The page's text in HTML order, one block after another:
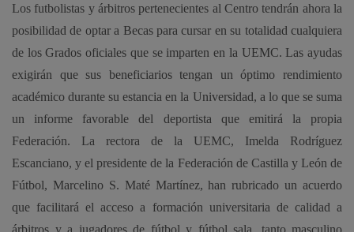
Los futbolistas y árbitros pertenecientes al Centro tendrán ahora la
posibilidad de optar a Becas para cursar en su totalidad cualquiera
de los Grados oficiales que se imparten en la UEMC. Las ayudas
exigirán que sus beneficiarios tengan un óptimo rendimiento
académico durante su estancia en la Universidad, a lo que se suma
un informe favorable del deportista que emitirá la propia
Federación. La rectora de la UEMC, Imelda Rodríguez
Escanciano, y el presidente de la Federación de Castilla y León de
Fútbol, Marcelino S. Maté Martínez, han rubricado un acuerdo
que facilitará el acceso a formación universitaria de calidad a
árbitros y a jugadores de fútbol y fútbol sala, tanto masculino